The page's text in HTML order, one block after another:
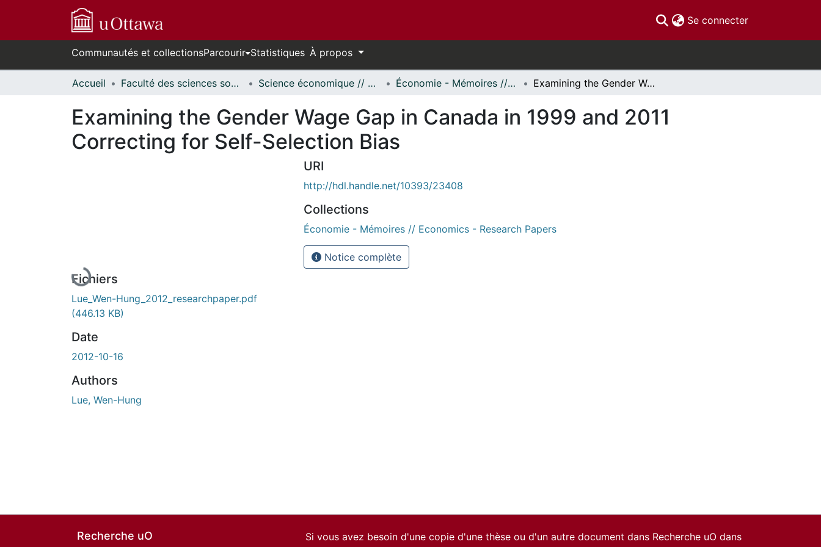
Se connecter(current)
Communautés et collectionsParcourir Statistiques À propos
Accueil Faculté des sciences sociales // Faculty of Social Sciences Science économique // Economics Économie - Mémoires // Economics - Research Papers Examining the Gender Wage Gap in Canada in 1999 and 2011 Correcting for Self-Selection Bias
Examining the Gender Wage Gap in Canada in 1999 and 2011
Correcting for Self-Selection Bias
En cours de chargement...
Fichiers
Lue_Wen-Hung_2012_researchpaper.pdf
(446.13 KB)
Date
2012-10-16
Authors
Lue, Wen-Hung
URI
http://hdl.handle.net/10393/23408
Collections
Économie - Mémoires // Economics - Research Papers
Notice complète
Recherche uO
Si vous avez besoin d'une copie d'une thèse ou d'un autre document dans Recherche uO dans